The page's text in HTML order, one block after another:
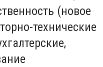
(новое
технические